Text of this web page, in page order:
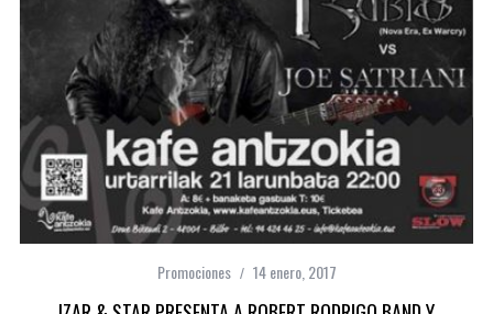
Promociones 14 enero, 2017